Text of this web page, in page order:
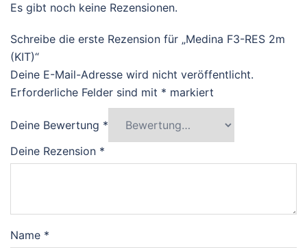
Es gibt noch keine Rezensionen.
Schreibe die erste Rezension für „Medina F3-RES 2m
(KIT)“
Deine E-Mail-Adresse wird nicht veröffentlicht.
Erforderliche Felder sind mit * markiert
Deine Bewertung *
Deine Rezension *
Name *